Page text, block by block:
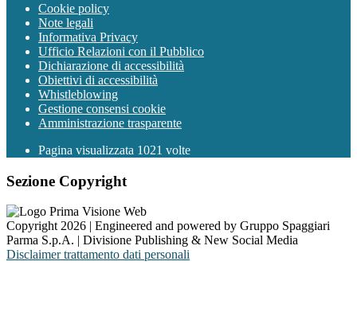
Cookie policy
Note legali
Informativa Privacy
Ufficio Relazioni con il Pubblico
Dichiarazione di accessibilità
Obiettivi di accessibilità
Whistleblowing
Gestione consensi cookie
Amministrazione trasparente
Pagina visualizzata 1021 volte
Sezione Copyright
Copyright 2026 | Engineered and powered by Gruppo Spaggiari
Parma S.p.A. | Divisione Publishing & New Social Media
Disclaimer trattamento dati personali